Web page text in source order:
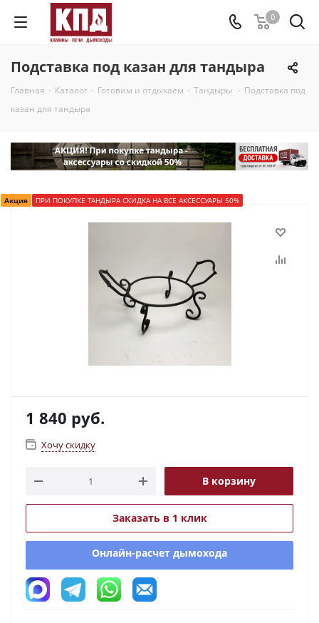
0
Подставка под казан для тандыра
Главная - Каталог - Готовим и отдыхаем - Тандыры - Подставка под
казан для тандыра
Акция ПРИ ПОКУПКЕ ТАНДЫРА СКИДКА НА ВСЕ АКСЕССУАРЫ 50%
1 840 руб.
Хочу скидку
В корзину
Заказать в 1 клик
Онлайн-расчет дымохода